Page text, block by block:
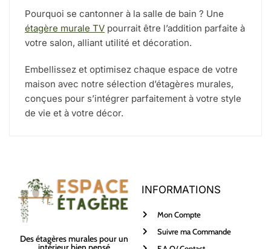
Pourquoi se cantonner à la salle de bain ? Une
étagère murale TV pourrait être l’addition parfaite à
votre salon, alliant utilité et décoration.
Embellissez et optimisez chaque espace de votre
maison avec notre sélection d’étagères murales,
conçues pour s’intégrer parfaitement à votre style
de vie et à votre décor.
Des étagères murales pour un
INFORMATIONS
Mon Compte
Suivre ma Commande